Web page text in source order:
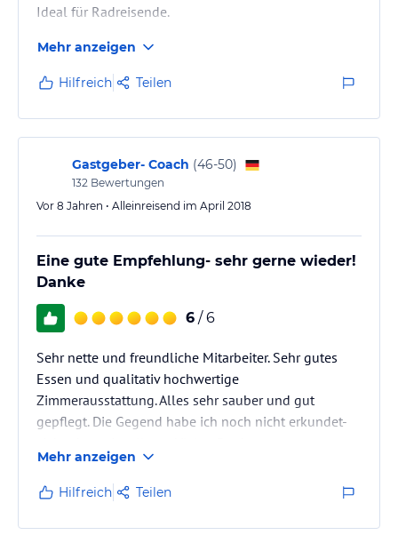
Ideal für Radreisende.
Mehr anzeigen
Hilfreich Teilen
Gastgeber- Coach (46-50)
132 Bewertungen
Vor 8 Jahren • Alleinreisend im April 2018
Eine gute Empfehlung- sehr gerne wieder!
Danke
6 / 6
Sehr nette und freundliche Mitarbeiter. Sehr gutes
Essen und qualitativ hochwertige
Zimmerausstattung. Alles sehr sauber und gut
gepflegt. Die Gegend habe ich noch nicht erkundet-
Mehr anzeigen
Hilfreich Teilen